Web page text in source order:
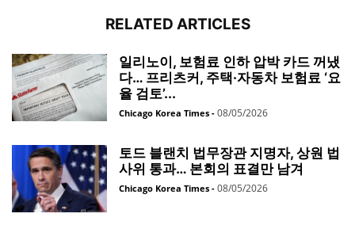
RELATED ARTICLES
일리노이, 보험료 인하 압박 카드 꺼냈
다… 프리츠커, 주택·자동차 보험료 ‘요
율 검토’...
Chicago Korea Times - 08/05/2026
토드 블랜치 법무장관 지명자, 상원 법
사위 통과… 본회의 표결만 남겨
Chicago Korea Times - 08/05/2026